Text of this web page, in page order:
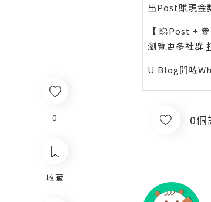
0
收藏
出Post賺現金
【 睇Post +
瀏覽更多社群
U Blog開咗
0個